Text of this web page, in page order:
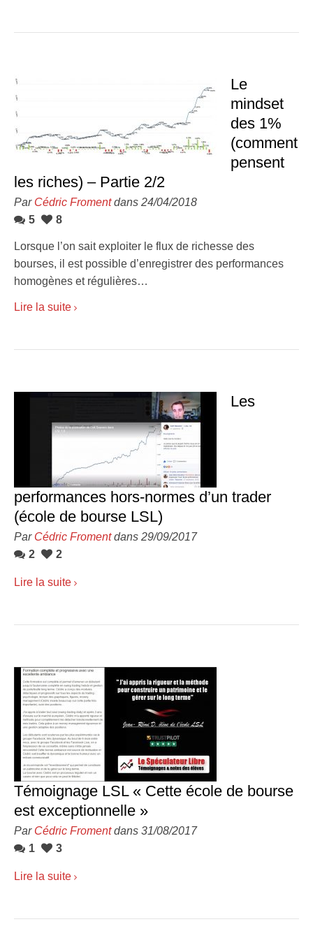
Le
mindset
des 1%
(comment
pensent
les riches) – Partie 2/2
Par Cédric Fromentdans 24/04/2018
5
8
Lorsque l’on sait exploiter le flux de richesse des
bourses, il est possible d’enregistrer des performances
homogènes et régulières…
Lire la suite
Les
performances hors-normes d’un trader
(école de bourse LSL)
Par Cédric Fromentdans 29/09/2017
2
2
Lire la suite
Témoignage LSL « Cette école de bourse
est exceptionnelle »
Par Cédric Fromentdans 31/08/2017
1
3
Lire la suite